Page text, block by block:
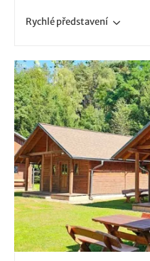
Rychlépředstavení